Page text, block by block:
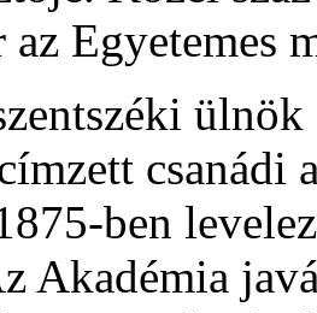
Egyetemes
ülnök
csanádi
ben
Akadémia